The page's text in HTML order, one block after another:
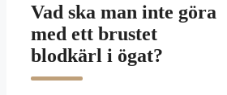
Vad ska man inte göra
med ett brustet
blodkärl i ögat?